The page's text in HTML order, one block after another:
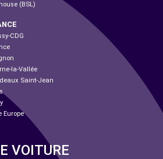
(BSL)
CDG
la-Vallée
Saint-Jean
Europe
VOITURE